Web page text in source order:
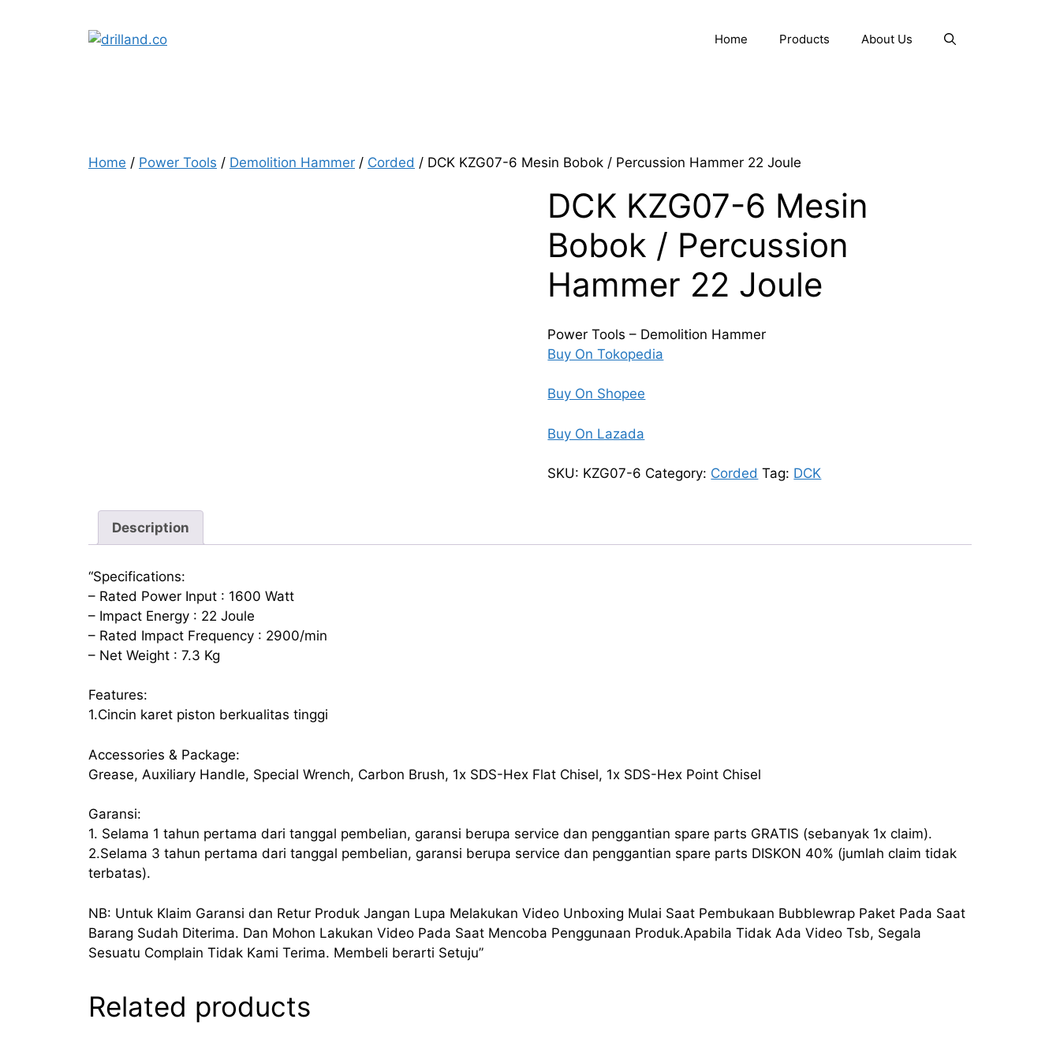
Home Products About Us
Home / Power Tools / Demolition Hammer / Corded / DCK KZG07-6 Mesin Bobok / Percussion Hammer 22 Joule
DCK KZG07-6 Mesin
Bobok / Percussion
Hammer 22 Joule
Power Tools – Demolition Hammer
Buy On Tokopedia
Buy On Shopee
Buy On Lazada
SKU: KZG07-6 Category: Corded Tag: DCK
Description
“Specifications:
– Rated Power Input : 1600 Watt
– Impact Energy : 22 Joule
– Rated Impact Frequency : 2900/min
– Net Weight : 7.3 Kg
Features:
1.Cincin karet piston berkualitas tinggi
Accessories & Package:
Grease, Auxiliary Handle, Special Wrench, Carbon Brush, 1x SDS-Hex Flat Chisel, 1x SDS-Hex Point Chisel
Garansi:
1. Selama 1 tahun pertama dari tanggal pembelian, garansi berupa service dan penggantian spare parts GRATIS (sebanyak 1x claim).
2.Selama 3 tahun pertama dari tanggal pembelian, garansi berupa service dan penggantian spare parts DISKON 40% (jumlah claim tidak
terbatas).
NB: Untuk Klaim Garansi dan Retur Produk Jangan Lupa Melakukan Video Unboxing Mulai Saat Pembukaan Bubblewrap Paket Pada Saat
Barang Sudah Diterima. Dan Mohon Lakukan Video Pada Saat Mencoba Penggunaan Produk.Apabila Tidak Ada Video Tsb, Segala
Sesuatu Complain Tidak Kami Terima. Membeli berarti Setuju”
Related products